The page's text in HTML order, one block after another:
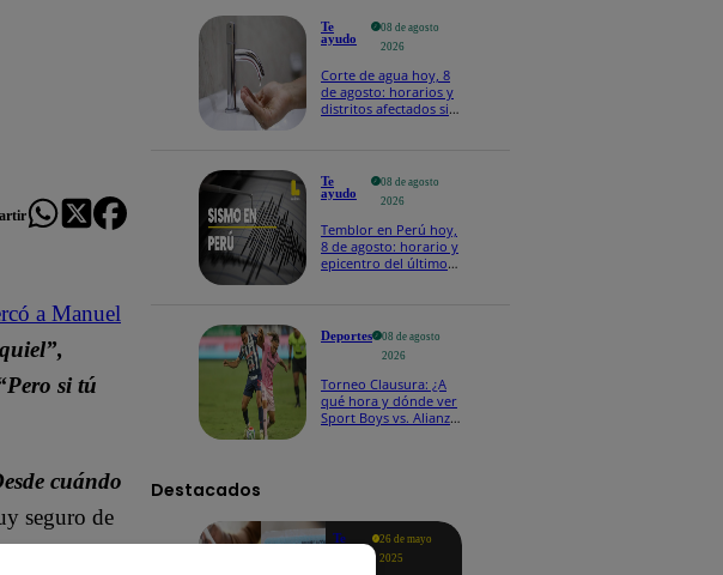
a Manuel
si tú
cuándo
seguro de
Te
ayudo
08 de agosto
2026
Corte de agua hoy, 8
de agosto: horarios y
distritos afectados sin
Te
ayudo
08 de agosto
2026
Temblor en Perú hoy,
8 de agosto: horario y
epicentro del último
Deportes
08 de agosto
2026
Torneo Clausura: ¿A
qué hora y dónde ver
Sport Boys vs. Alianza
Destacados
Te
ayudo
26 de mayo
2025